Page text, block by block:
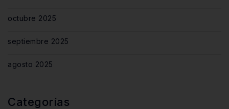
octubre 2025
septiembre 2025
agosto 2025
Categorías